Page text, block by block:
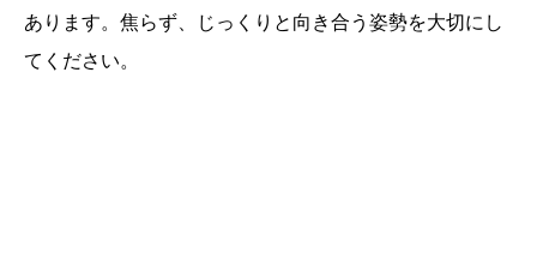
あります。焦らず、じっくりと向き合う姿勢を大切にし
てください。